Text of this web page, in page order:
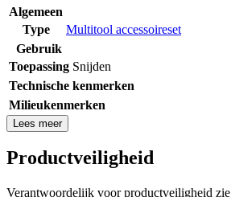
Algemeen
Type
Multitool accessoireset
Gebruik
Toepassing Snijden
Technische kenmerken
Milieukenmerken
Lees meer
Productveiligheid
Verantwoordelijk voor productveiligheid zie